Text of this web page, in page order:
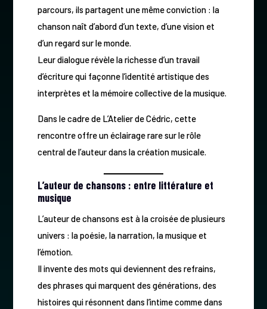
parcours, ils partagent une même conviction : la
chanson naît d’abord d’un texte, d’une vision et
d’un regard sur le monde.
Leur dialogue révèle la richesse d’un travail
d’écriture qui façonne l’identité artistique des
interprètes et la mémoire collective de la musique.
Dans le cadre de L’Atelier de Cédric, cette
rencontre offre un éclairage rare sur le rôle
central de l’auteur dans la création musicale.
L’auteur de chansons : entre littérature et
musique
L’auteur de chansons est à la croisée de plusieurs
univers : la poésie, la narration, la musique et
l’émotion.
Il invente des mots qui deviennent des refrains,
des phrases qui marquent des générations, des
histoires qui résonnent dans l’intime comme dans